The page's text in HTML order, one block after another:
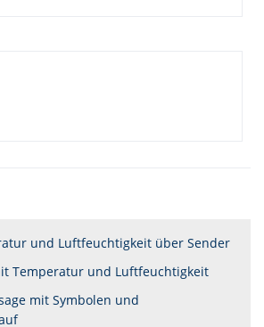
und Luftfeuchtigkeit über Sender
Temperatur und Luftfeuchtigkeit
mit Symbolen und